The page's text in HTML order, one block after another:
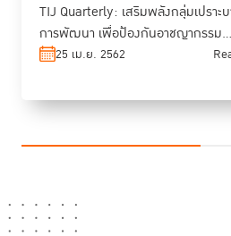
TIJ Quarterly: เสริมพลังกลุ่มเปราะ
การพัฒนา เพื่อป้องกันอาชญากรรม
[พฤษภาคม 2561]
25 เม.ย. 2562